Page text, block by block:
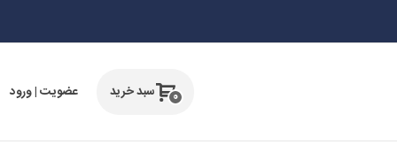
عضویت | ورود 0 سبد خرید